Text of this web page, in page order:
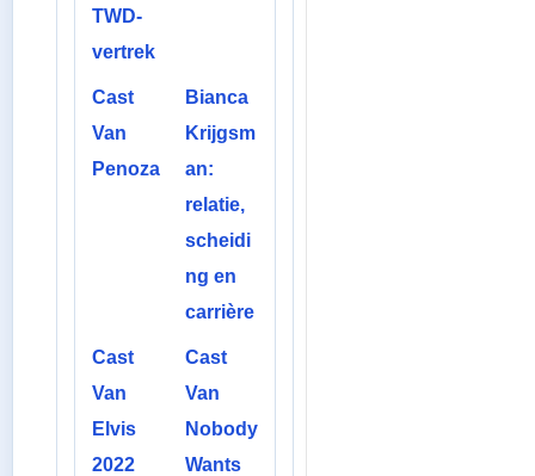
TWD-
vertrek
Cast
Van
Penoza
Bianca
Krijgsm
an:
relatie,
scheidi
ng en
carrière
Cast
Van
Elvis
2022
Cast
Van
Nobody
Wants